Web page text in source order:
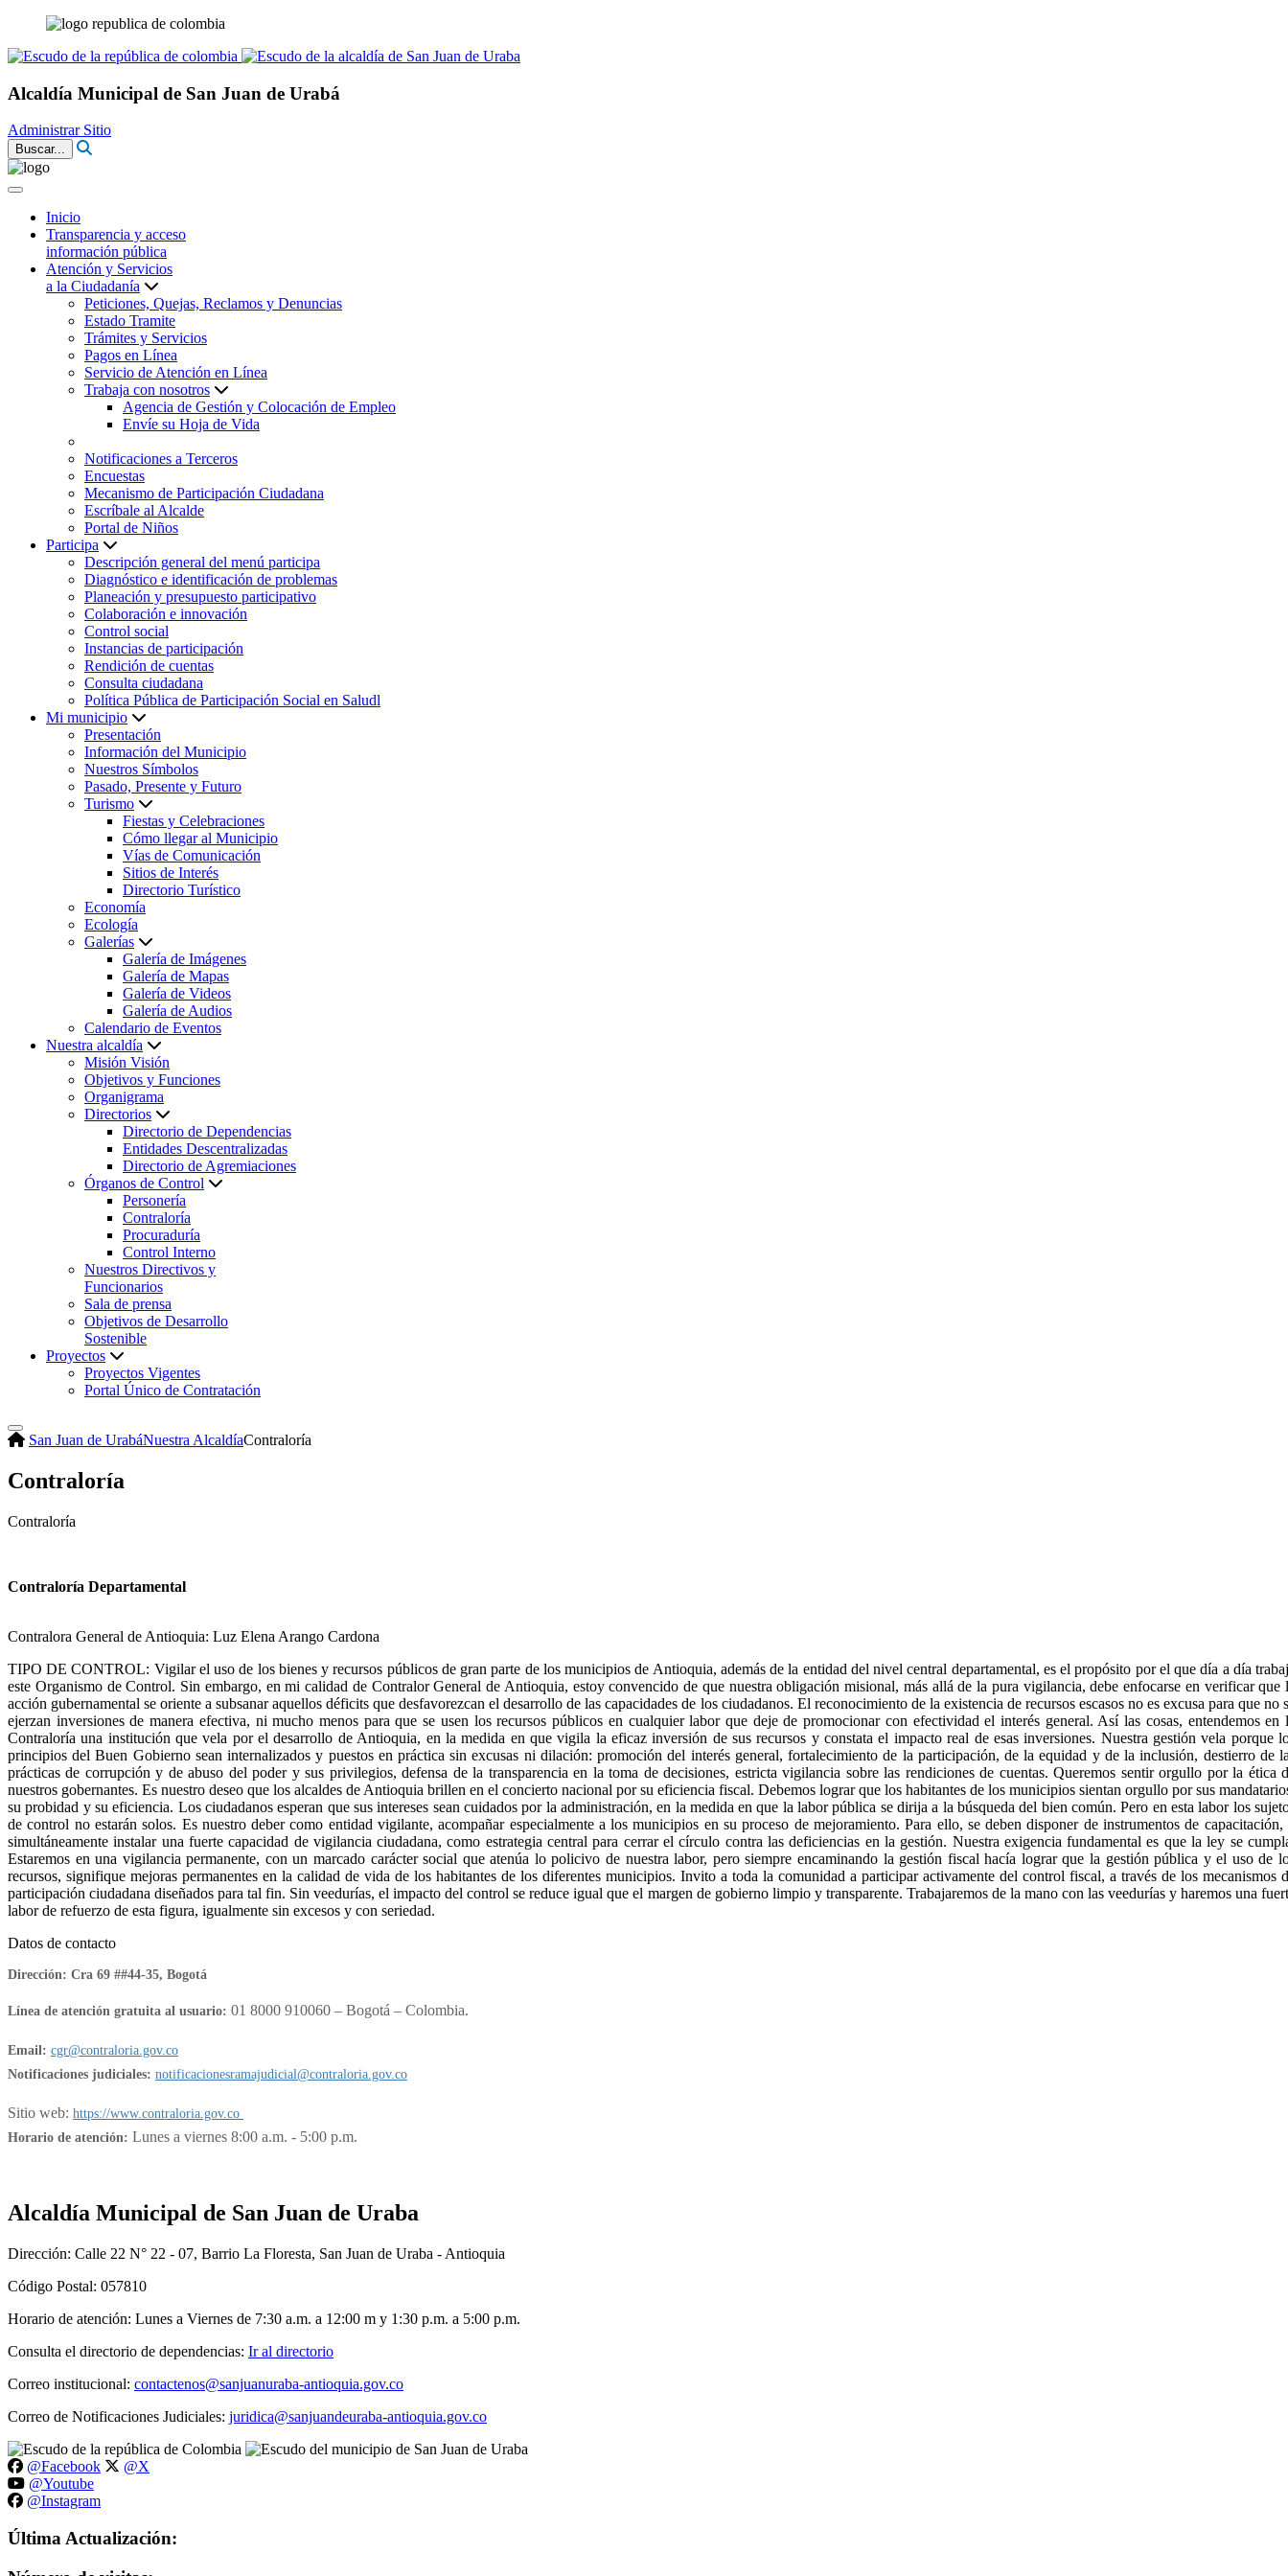
Alcaldía Municipal de San Juan de Urabá
Administrar Sitio
Buscar...
Inicio
Transparencia y acceso
información pública
Atención y Servicios
a la Ciudadanía
Peticiones, Quejas, Reclamos y Denuncias
Estado Tramite
Trámites y Servicios
Pagos en Línea
Servicio de Atención en Línea
Trabaja con nosotros
Agencia de Gestión y Colocación de Empleo
Envíe su Hoja de Vida
Notificaciones a Terceros
Encuestas
Mecanismo de Participación Ciudadana
Escríbale al Alcalde
Portal de Niños
Participa
Descripción general del menú participa
Diagnóstico e identificación de problemas
Planeación y presupuesto participativo
Colaboración e innovación
Control social
Instancias de participación
Rendición de cuentas
Consulta ciudadana
Política Pública de Participación Social en Saludl
Mi municipio
Presentación
Información del Municipio
Nuestros Símbolos
Pasado, Presente y Futuro
Turismo
Fiestas y Celebraciones
Cómo llegar al Municipio
Vías de Comunicación
Sitios de Interés
Directorio Turístico
Economía
Ecología
Galerías
Galería de Imágenes
Galería de Mapas
Galería de Videos
Galería de Audios
Calendario de Eventos
Nuestra alcaldía
Misión Visión
Objetivos y Funciones
Organigrama
Directorios
Directorio de Dependencias
Entidades Descentralizadas
Directorio de Agremiaciones
Órganos de Control
Personería
Contraloría
Procuraduría
Control Interno
Nuestros Directivos y
Funcionarios
Sala de prensa
Objetivos de Desarrollo
Sostenible
Proyectos
Proyectos Vigentes
Portal Único de Contratación
San Juan de UrabáNuestra AlcaldíaContraloría
Contraloría
Contraloría
Contraloría Departamental
Contralora General de Antioquia: Luz Elena Arango Cardona
TIPO DE CONTROL: Vigilar el uso de los bienes y recursos públicos de gran parte de los municipios de Antioquia, además de la entidad del nivel central departamental, es el propósito por el que día a día
este Organismo de Control. Sin embargo, en mi calidad de Contralor General de Antioquia, estoy convencido de que nuestra obligación misional, más allá de la pura vigilancia, debe enfocarse en verificar que
acción gubernamental se oriente a subsanar aquellos déficits que desfavorezcan el desarrollo de las capacidades de los ciudadanos. El reconocimiento de la existencia de recursos escasos no es excusa para que no
ejerzan inversiones de manera efectiva, ni mucho menos para que se usen los recursos públicos en cualquier labor que deje de promocionar con efectividad el interés general. Así las cosas, entendemos en
Contraloría una institución que vela por el desarrollo de Antioquia, en la medida en que vigila la eficaz inversión de sus recursos y constata el impacto real de esas inversiones. Nuestra gestión vela porque
principios del Buen Gobierno sean internalizados y puestos en práctica sin excusas ni dilación: promoción del interés general, fortalecimiento de la participación, de la equidad y de la inclusión, destierro de
prácticas de corrupción y de abuso del poder y sus privilegios, defensa de la transparencia en la toma de decisiones, estricta vigilancia sobre las rendiciones de cuentas. Queremos sentir orgullo por la ética
nuestros gobernantes. Es nuestro deseo que los alcaldes de Antioquia brillen en el concierto nacional por su eficiencia fiscal. Debemos lograr que los habitantes de los municipios sientan orgullo por sus
su probidad y su eficiencia. Los ciudadanos esperan que sus intereses sean cuidados por la administración, en la medida en que la labor pública se dirija a la búsqueda del bien común. Pero en esta labor los
de control no estarán solos. Es nuestro deber como entidad vigilante, acompañar especialmente a los municipios en su proceso de mejoramiento. Para ello, se deben disponer de instrumentos de capacitación,
simultáneamente instalar una fuerte capacidad de vigilancia ciudadana, como estrategia central para cerrar el círculo contra las deficiencias en la gestión. Nuestra exigencia fundamental es que la ley se
Estaremos en una vigilancia permanente, con un marcado carácter social que atenúa lo policivo de nuestra labor, pero siempre encaminando la gestión fiscal hacía lograr que la gestión pública y el uso de
recursos, signifique mejoras permanentes en la calidad de vida de los habitantes de los diferentes municipios. Invito a toda la comunidad a participar activamente del control fiscal, a través de los mecanismos
participación ciudadana diseñados para tal fin. Sin veedurías, el impacto del control se reduce igual que el margen de gobierno limpio y transparente. Trabajaremos de la mano con las veedurías y haremos una
labor de refuerzo de es​ta figura, igualmente sin excesos y con seriedad.
Datos de contacto
Dirección: Cra 69 ##44-35, Bogotá​
Línea de atención gratuita al usuario: 01 8000 910060 – Bogotá – Colombia.
Email: cgr@contraloria.gov.co
Notificaciones judiciales: notificacionesramajudicial@contraloria.gov.co
Sitio web: https://www.contraloria.gov.co
Horario de atención: Lunes a viernes 8:00 a.m. - 5:00 p.m.​
Alcaldía Municipal de San Juan de Uraba
Dirección: Calle 22 N° 22 - 07, Barrio La Floresta, San Juan de Uraba - Antioquia
Código Postal: 057810
Horario de atención: Lunes a Viernes de 7:30 a.m. a 12:00 m y 1:30 p.m. a 5:00 p.m.
Consulta el directorio de dependencias: Ir al directorio
Correo institucional: contactenos@sanjuanuraba-antioquia.gov.co
Correo de Notificaciones Judiciales: juridica@sanjuandeuraba-antioquia.gov.co
@Facebook
@X
@Youtube
@Instagram
Última Actualización: